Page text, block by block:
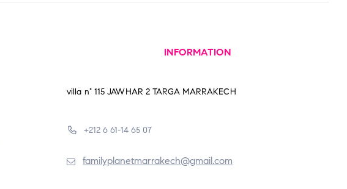
INFORMATION
villa n° 115 JAWHAR 2 TARGA MARRAKECH
+212 6 61-14 65 07
familyplanetmarrakech@gmail.com